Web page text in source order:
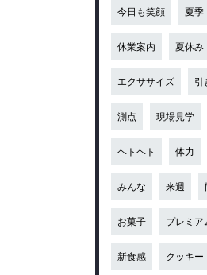
今日も笑顔 夏季
休業案内 夏休み
エクササイズ 引
測点 現場見学
ヘトヘト 体力
みんな 来週
お菓子 プレミア
新食感 クッキー